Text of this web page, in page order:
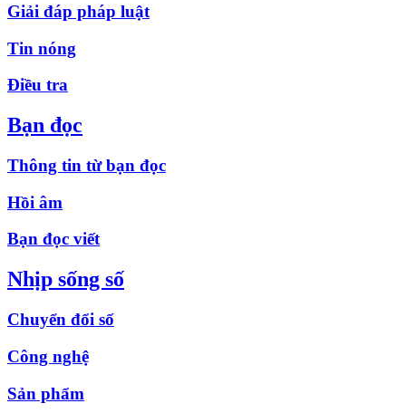
Giải đáp pháp luật
Tin nóng
Điều tra
Bạn đọc
Thông tin từ bạn đọc
Hồi âm
Bạn đọc viết
Nhịp sống số
Chuyển đổi số
Công nghệ
Sản phẩm